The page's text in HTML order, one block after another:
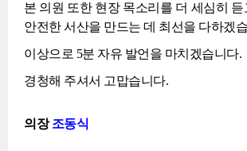
본 의원 또한 현장 목소리를 더 세심히
안전한 서산을 만드는 데 최선을 다하겠
이상으로 5분 자유 발언을 마치겠습니다.
경청해 주셔서 고맙습니다.
의장조동식